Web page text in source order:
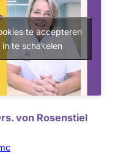
te accepteren
te schakelen
von Rosenstiel